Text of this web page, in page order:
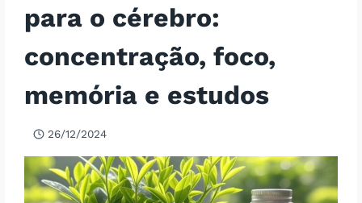
para o cérebro:
concentração, foco,
memória e estudos
26/12/2024